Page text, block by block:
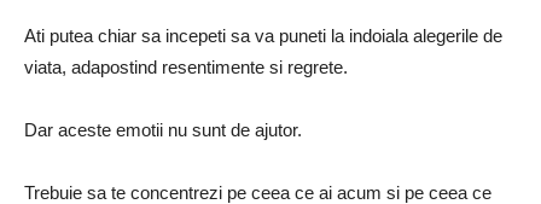
Ati putea chiar sa incepeti sa va puneti la indoiala alegerile de
viata, adapostind resentimente si regrete.
Dar aceste emotii nu sunt de ajutor.
Trebuie sa te concentrezi pe ceea ce ai acum si pe ceea ce